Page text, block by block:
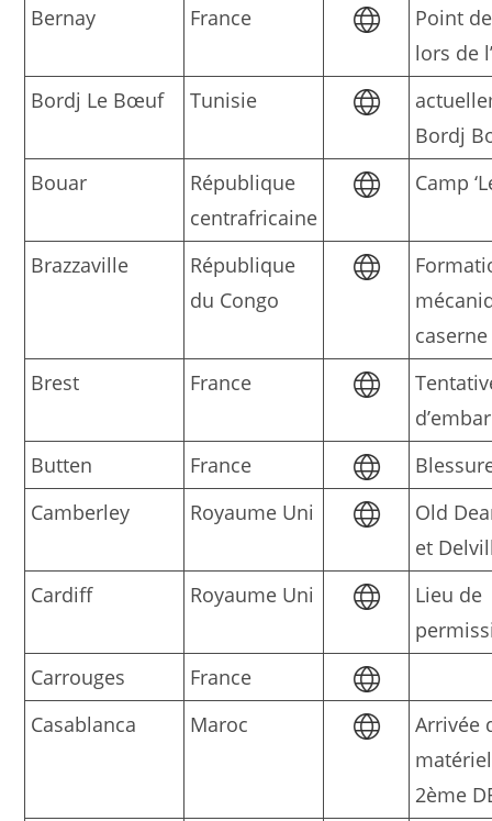
Bernay France
Point
lors de
Bordj Le Bœuf
Tunisie
Bordj
Bouar
République
centrafricaine
Camp
Brazzaville
République
du Congo
Brest
France
Butten
France
Camberley
Royaume Uni
Old
et
Cardiff
Royaume Uni
Lieu de
Carrouges
France
Casablanca
Maroc
Arrivée
2ème